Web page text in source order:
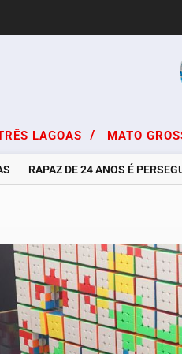
LAGOAS / MATO
DE 24 ANOS É